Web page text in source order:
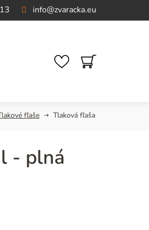
info@zvaracka.eu
NÁKUPNÝ
KOŠÍK
fľaše
Tlaková fľaša
- plná